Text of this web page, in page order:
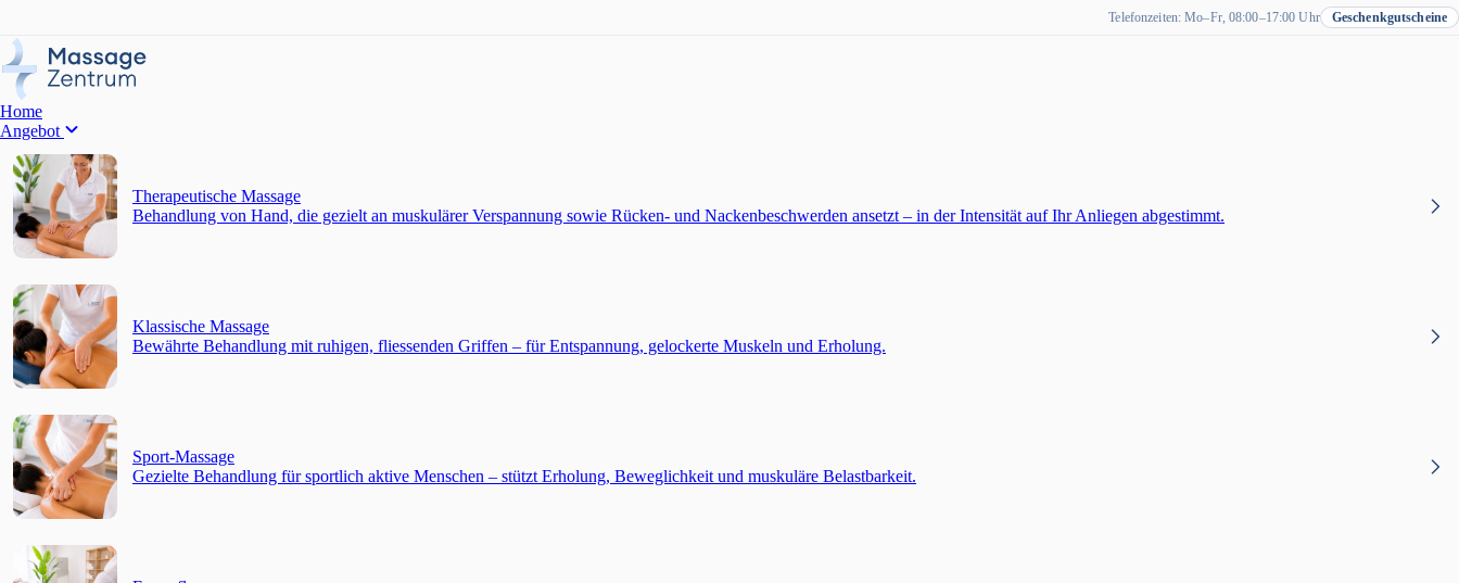
Telefonzeiten: Mo–Fr, 08:00–17:00 Uhr Geschenkgutscheine
Home
Angebot
Therapeutische Massage
Behandlung von Hand, die gezielt an muskulärer Verspannung sowie Rücken- und Nackenbeschwerden ansetzt – in der Intensität auf Ihr Anliegen abgestimmt.
Klassische Massage
Bewährte Behandlung mit ruhigen, fliessenden Griffen – für Entspannung, gelockerte Muskeln und Erholung.
Sport-Massage
Gezielte Behandlung für sportlich aktive Menschen – stützt Erholung, Beweglichkeit und muskuläre Belastbarkeit.